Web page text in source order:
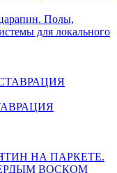
Полы,
для локального